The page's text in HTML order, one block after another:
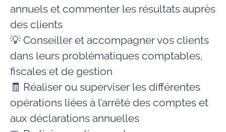
annuels et commenter les résultats auprès
des clients
💡 Conseiller et accompagner vos clients
dans leurs problématiques comptables,
fiscales et de gestion
🧾 Réaliser ou superviser les différentes
opérations liées à l’arrêté des comptes et
aux déclarations annuelles